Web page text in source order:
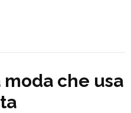
moda che usa